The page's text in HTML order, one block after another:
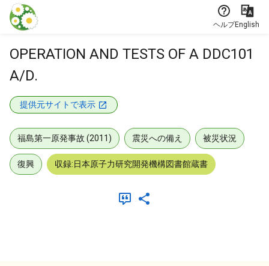
本文に飛ぶ
ヘルプEnglish
OPERATION AND TESTS OF A DDC101
A/D.
提供元サイトで表示
福島第一原発事故 (2011) 震災への備え 被災状況
復興 収録:日本原子力研究開発機構図書館蔵書